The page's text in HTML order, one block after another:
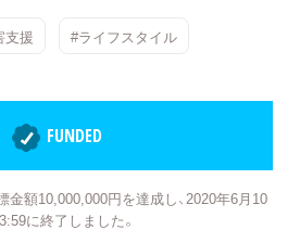
支援 #ライフスタイル
FUNDED
金額10,000,000円を達成し、2020年6月10
に終了しました。